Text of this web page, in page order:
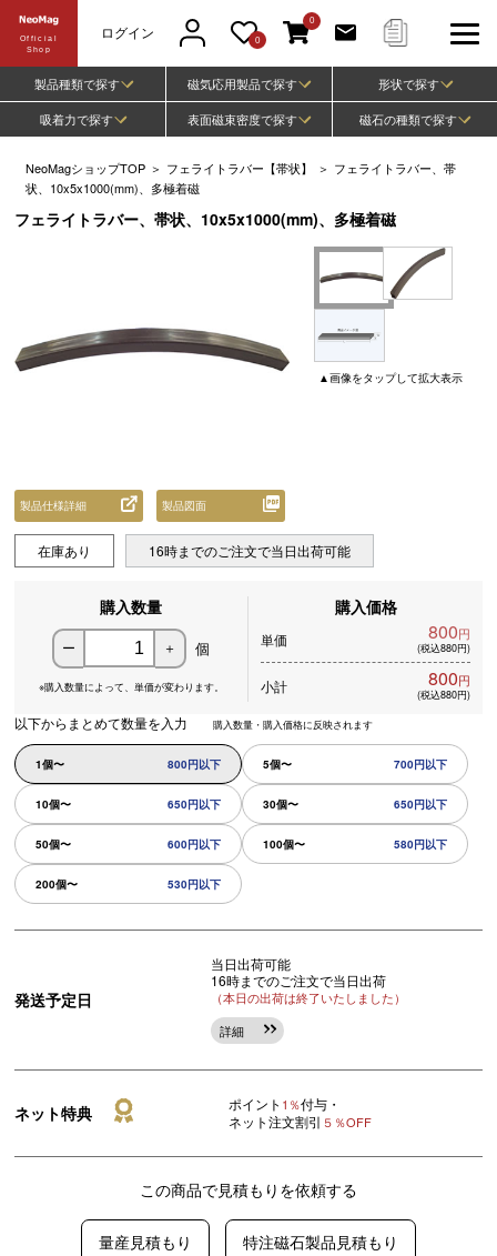
Official
Shop
ログイン 0
0
製品種類で探す 磁気応用製品で探す
形状で探す
吸着力で探す
表面磁束密度で探す 磁石の種類で探す
NeoMagショップTOP ＞ フェライトラバー【帯状】 ＞ フェライトラバー、帯
状、10x5x1000(mm)、多極着磁
フェライトラバー、帯状、10x5x1000(mm)、多極着磁
▲画像をタップして拡大表示
製品仕様詳細 製品図面
在庫あり 16時までのご注文で当日出荷可能
購入数量
ー ＋ 個
※購入数量によって、 単価が変わります。
購入価格
単価 800円
(税込880円)
小計 800円
(税込880円)
以下からまとめて数量を入力 購入数量・購入価格に反映されます
1個〜 800円以下 5個〜 700円以下
10個〜 650円以下 30個〜 650円以下
50個〜 600円以下 100個〜 580円以下
200個〜 530円以下
発送予定日
当日出荷可能
16時までのご注文で当日出荷
（本日の出荷は終了いたしました）
詳細
ネット特典 ポイント 1％付与・
ネット注文割引 ５％OFF
この商品で見積もりを依頼する
量産見積もり 特注磁石製品見積もり